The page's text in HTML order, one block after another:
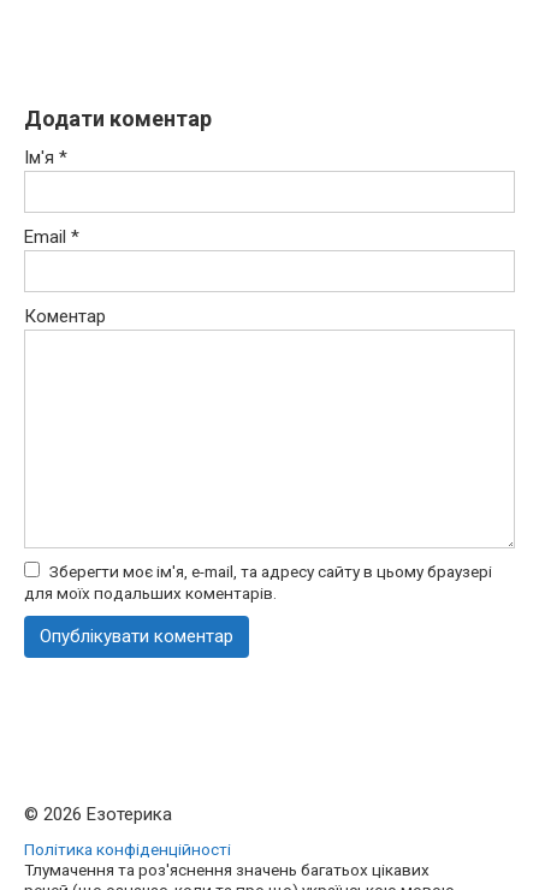
Додати коментар
Ім'я *
Email *
Коментар
Зберегти моє ім'я, e-mail, та адресу сайту в цьому браузері
для моїх подальших коментарів.
© 2026 Езотерика
Політика конфіденційності
Тлумачення та роз'яснення значень багатьох цікавих